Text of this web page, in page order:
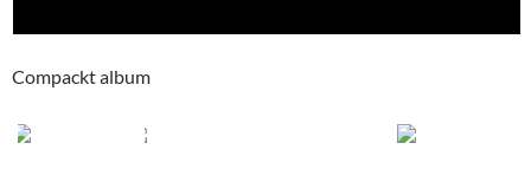
Compackt album